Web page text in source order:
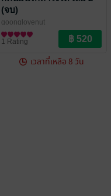
(จบ)
goonglovenut
นิยายวาย Boy Love / Yaoi
1 Rating
เวลาที่เหลือ 8 วัน